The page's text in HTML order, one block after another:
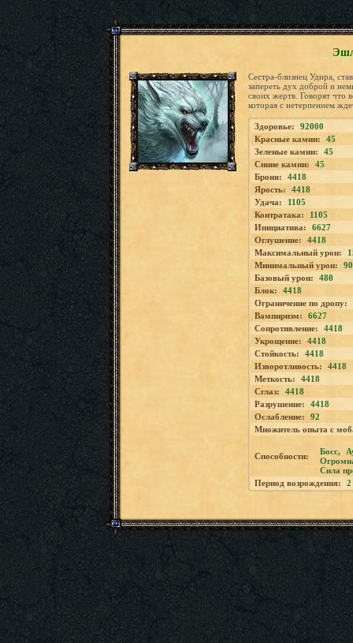
Сестра-близнец Удира,
запереть дух доброй и
своих жертв. Говорят что
которая с нетерпением
Здоровье:
92000
Красные камни:
45
Зеленые камни:
45
Синие камни:
45
Броня:
4418
Ярость:
4418
Удача:
1105
Контратака:
1105
Инициатива:
6627
Оглушение:
4418
Максимальный урон:
Минимальный урон:
90
Базовый урон:
480
Блок:
4418
Ограничение по дропу:
Вампиризм:
6627
Сопротивление:
4418
Укрощение:
4418
Стойкость:
4418
Изворотливость:
4418
Меткость:
4418
Сглаз:
4418
Разрушение:
4418
Ослабление:
92
Множитель опыта с
Способности: Босс,
Сила
Период возрождения:
2